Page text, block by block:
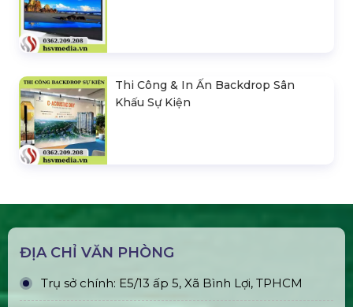
Thi Công & In Ấn Backdrop Sân
Khấu Sự Kiện
ĐỊA CHỈ VĂN PHÒNG
Trụ sở chính: E5/13 ấp 5, Xã Bình Lợi, TPHCM